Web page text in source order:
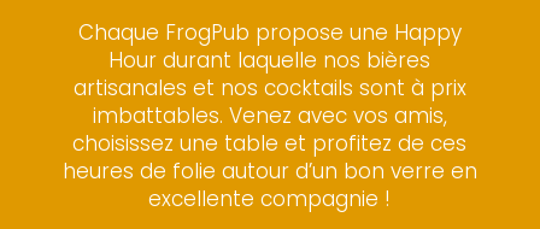
Fri. 28.08.2026
21:00
Formule 1
Grand Prix Italie - Course
Sun. 06.09.2026
15:00
Chaque FrogPub propose une Happy
Hour durant laquelle nos bières
artisanales et nos cocktails sont à prix
imbattables. Venez avec vos amis,
choisissez une table et profitez de ces
heures de folie autour d’un bon verre en
excellente compagnie !